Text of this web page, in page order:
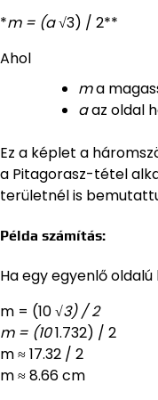
*m = (a√3) / 2**
Ahol
ma
aaz oldal
Ez a képlet a
a Pitagorasz-tétel
területnél is
Példa számítás:
Ha egy egyenlő
m = (10√3) / 2
m = (101.732) / 2
m ≈ 17.32 / 2
m ≈ 8.66 cm